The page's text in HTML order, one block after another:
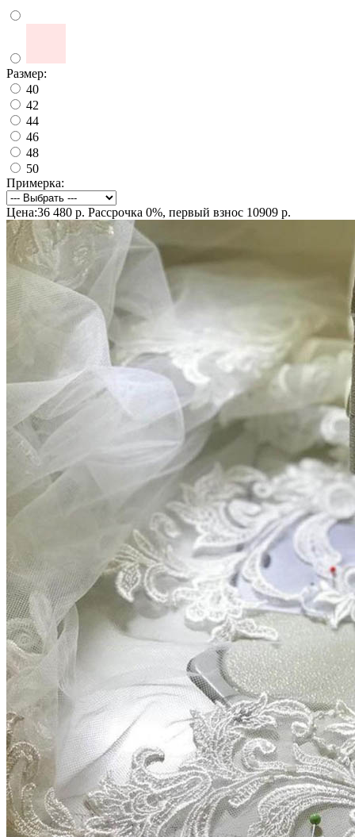
Размер:
40
42
44
46
48
50
Примерка:
Цена:36 480 р. Рассрочка 0%, первый взнос 10909 р.